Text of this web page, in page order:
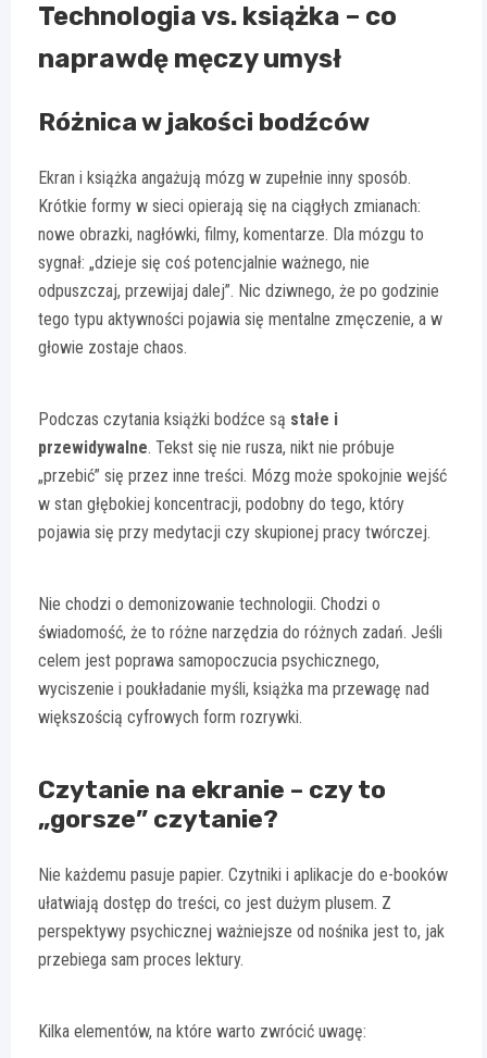
Technologia vs. książka – co
naprawdę męczy umysł
Różnica w jakości bodźców
Ekran i książka angażują mózg w zupełnie inny sposób.
Krótkie formy w sieci opierają się na ciągłych zmianach:
nowe obrazki, nagłówki, filmy, komentarze. Dla mózgu to
sygnał: „dzieje się coś potencjalnie ważnego, nie
odpuszczaj, przewijaj dalej”. Nic dziwnego, że po godzinie
tego typu aktywności pojawia się mentalne zmęczenie, a w
głowie zostaje chaos.
Podczas czytania książki bodźce są stałe i
przewidywalne. Tekst się nie rusza, nikt nie próbuje
„przebić” się przez inne treści. Mózg może spokojnie wejść
w stan głębokiej koncentracji, podobny do tego, który
pojawia się przy medytacji czy skupionej pracy twórczej.
Nie chodzi o demonizowanie technologii. Chodzi o
świadomość, że to różne narzędzia do różnych zadań. Jeśli
celem jest poprawa samopoczucia psychicznego,
wyciszenie i poukładanie myśli, książka ma przewagę nad
większością cyfrowych form rozrywki.
Czytanie na ekranie – czy to
„gorsze” czytanie?
Nie każdemu pasuje papier. Czytniki i aplikacje do e-booków
ułatwiają dostęp do treści, co jest dużym plusem. Z
perspektywy psychicznej ważniejsze od nośnika jest to, jak
przebiega sam proces lektury.
Kilka elementów, na które warto zwrócić uwagę: